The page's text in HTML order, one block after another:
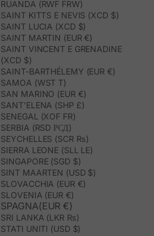
RUANDA (RWF FRW)
SAINT KITTS E NEVIS (XCD $)
SAINT LUCIA (XCD $)
SAINT MARTIN (EUR €)
SAINT VINCENT E GRENADINE
(XCD $)
SAINT-BARTHÉLEMY (EUR €)
SAMOA (WST T)
SAN MARINO (EUR €)
SANT’ELENA (SHP £)
SENEGAL (XOF FR)
SERBIA (RSD РСД)
SEYCHELLES (SCR ₨)
SIERRA LEONE (SLL LE)
SINGAPORE (SGD $)
SINT MAARTEN (USD $)
SLOVACCHIA (EUR €)
SLOVENIA (EUR €)
SPAGNA(EUR €)
SRI LANKA (LKR ₨)
STATI UNITI (USD $)